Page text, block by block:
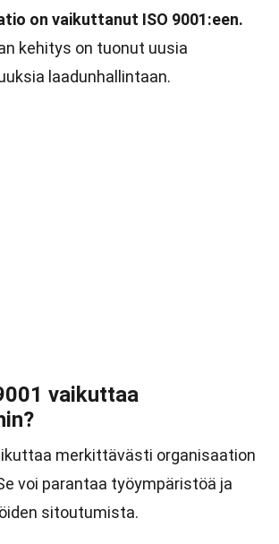
on vaikuttanut ISO 9001:een.
kehitys on tuonut uusia
laadunhallintaan.
vaikuttaa
merkittävästi organisaation
voi parantaa työympäristöä ja
sitoutumista.